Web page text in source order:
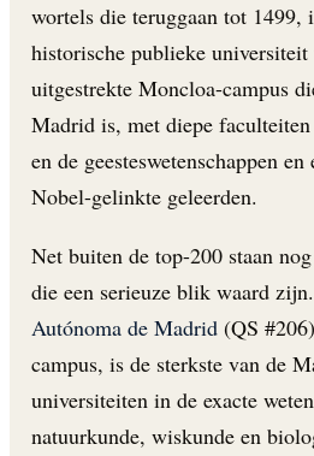
wortels die teruggaan tot 1499,
historische publieke
uitgestrekte Moncloa-campus
Madrid is, met diepe
en de geesteswetenschappen
Nobel-gelinkte geleerden.
Net buiten de top-200 staan
die een serieuze blik waard
Autónoma de Madrid (QS
campus, is de sterkste van de
universiteiten in de exacte
natuurkunde, wiskunde en